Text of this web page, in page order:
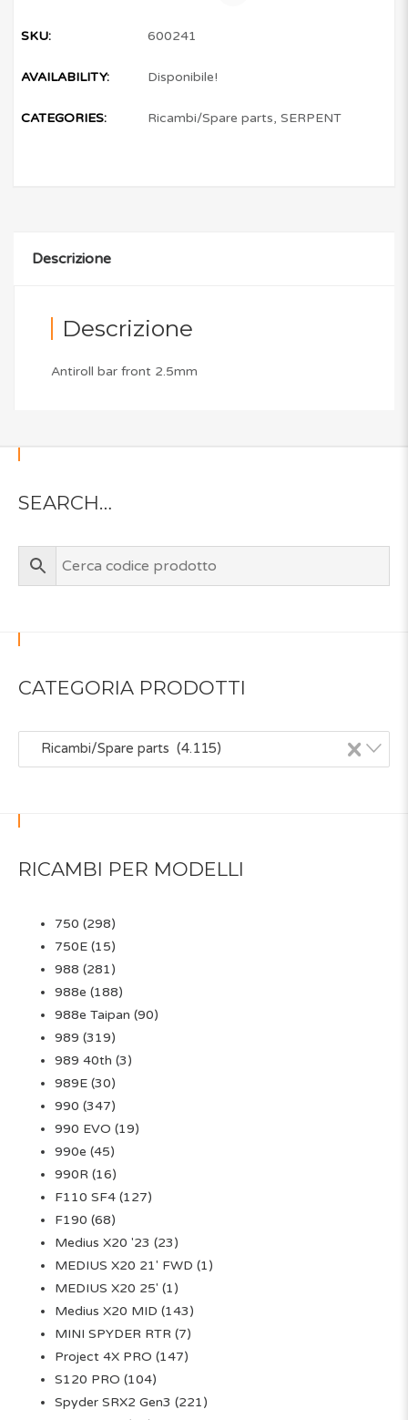
SKU: 600241
AVAILABILITY: Disponibile!
CATEGORIES: Ricambi/Spare parts,SERPENT
Descrizione
Descrizione
Antiroll bar front 2.5mm
SEARCH…
CATEGORIA PRODOTTI
×
Ricambi/Spare parts (4.115)
RICAMBI PER MODELLI
750 (298)
750E (15)
988 (281)
988e (188)
988e Taipan (90)
989 (319)
989 40th (3)
989E (30)
990 (347)
990 EVO (19)
990e (45)
990R (16)
F110 SF4 (127)
F190 (68)
Medius X20 '23 (23)
MEDIUS X20 21' FWD (1)
MEDIUS X20 25' (1)
Medius X20 MID (143)
MINI SPYDER RTR (7)
Project 4X PRO (147)
S120 PRO (104)
Spyder SRX2 Gen3 (221)